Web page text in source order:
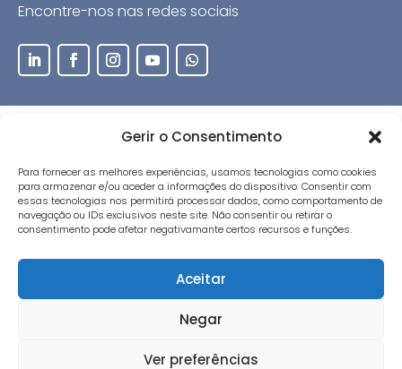
Gerir o Consentimento
Para fornecer as melhores experiências, usamos tecnologias como cookies
para armazenar e/ou aceder a informações do dispositivo. Consentir com
essas tecnologias nos permitirá processar dados, como comportamento de
navegação ou IDs exclusivos neste site. Não consentir ou retirar o
consentimento pode afetar negativamante certos recursos e funções.
Aceitar
Negar
Ver preferências
Encontre-nos nas redes sociais
®IMPROXY, Lda | Todos os direitos reservados.
Alternativa de Litígios
4400-107 V. N. GAIA . PORTUGAL
comercial@improxy.com